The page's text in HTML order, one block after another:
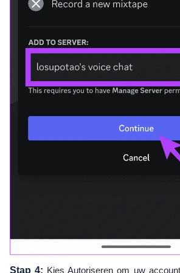
Stap 4: Kies Autoriseren om uw